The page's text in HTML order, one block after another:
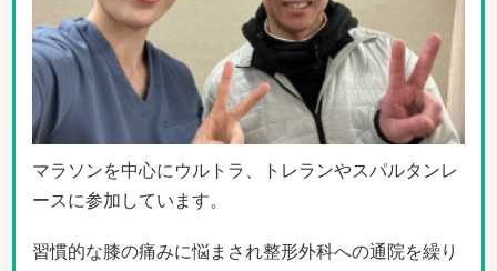
マラソンを中心にウルトラ、トレランやスパルタンレ
ースに参加しています。
習慣的な膝の痛みに悩まされ整形外科への通院を繰り